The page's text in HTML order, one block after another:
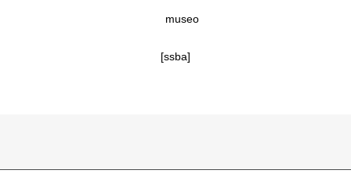
[ssba]